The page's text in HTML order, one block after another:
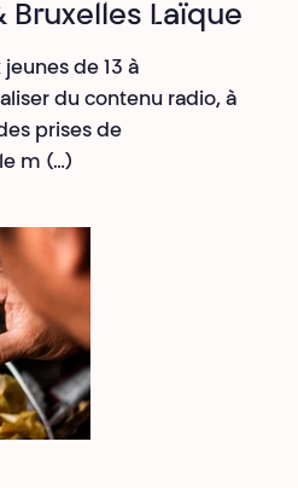
Bruxelles Laïque
de 13 à
du contenu radio, à
prises de
m (…)